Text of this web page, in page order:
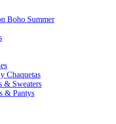
Boho Summer
Chaquetas
& Sweaters
& Pantys